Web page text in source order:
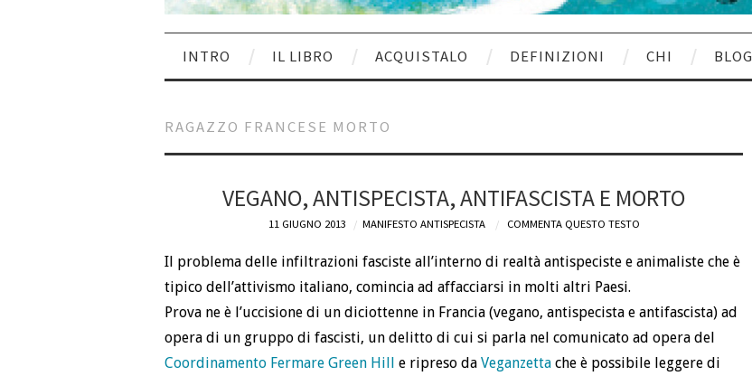
INTRO IL LIBRO ACQUISTALO DEFINIZIONI CHI BLOG
RAGAZZO FRANCESE MORTO
VEGANO, ANTISPECISTA, ANTIFASCISTA E MORTO
11 GIUGNO 2013 MANIFESTO ANTISPECISTA COMMENTA QUESTO TESTO
Il problema delle infiltrazioni fasciste all’interno di realtà antispeciste e animaliste che è
tipico dell’attivismo italiano, comincia ad affacciarsi in molti altri Paesi.
Prova ne è l’uccisione di un diciottenne in Francia (vegano, antispecista e antifascista) ad
opera di un gruppo di fascisti, un delitto di cui si parla nel comunicato ad opera del
Coordinamento Fermare Green Hill
e ripreso da Veganzetta che è possibile leggere di